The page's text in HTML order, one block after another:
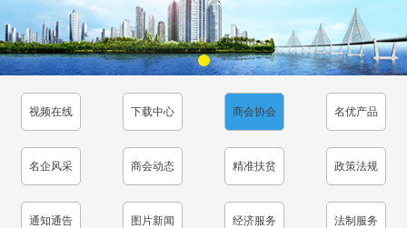
视频在线 下载中心 商会协会 名优产品
名企风采 商会动态 精准扶贫 政策法规
通知通告 图片新闻 经济服务 法制服务